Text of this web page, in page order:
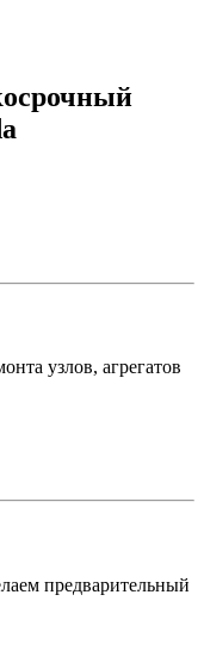
узлов, агрегатов
предварительный